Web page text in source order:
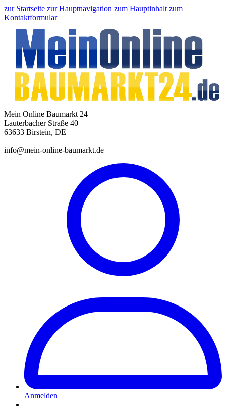
zur Startseite zur Hauptnavigation zum Hauptinhalt zum
Kontaktformular
Mein Online Baumarkt 24
Lauterbacher Straße 40
63633 Birstein, DE
info@mein-online-baumarkt.de
Anmelden